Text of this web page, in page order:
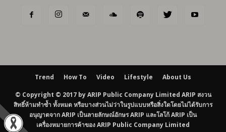
Trend How To Video Lifestyle About Us
© Copyright © 2017 by ARIP Public Company Limited ARIP สงวน
สิทธิ์ห้ามทำซ้ำ ทั้งหมด หรือบางส่วนไม่ว่าในรูปแบบหรือสิ่งใดโดยไม่ได้รับการ
อนุญาตจาก ARIP เป็นลายลักษณ์อักษร ARIP และโลโก้ ARIP เป็น
เครื่องหมายการค้าของ ARIP Public Company Limited